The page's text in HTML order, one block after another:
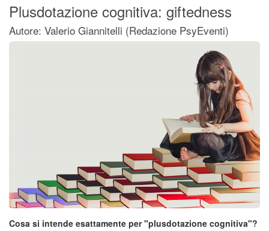
Plusdotazione cognitiva: giftedness
Autore: Valerio Giannitelli (Redazione PsyEventi)
Cosa si intende esattamente per "plusdotazione cognitiva"?